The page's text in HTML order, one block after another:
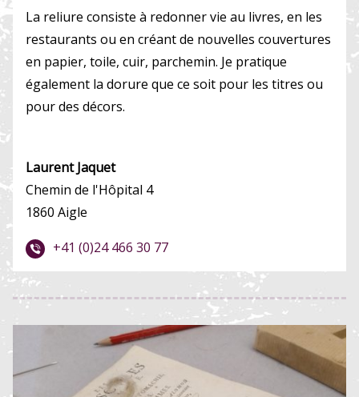
La reliure consiste à redonner vie au livres, en les
restaurants ou en créant de nouvelles couvertures
en papier, toile, cuir, parchemin. Je pratique
également la dorure que ce soit pour les titres ou
pour des décors.
Laurent Jaquet
Chemin de l'Hôpital 4
1860 Aigle
+41 (0)24 466 30 77